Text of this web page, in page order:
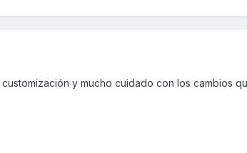
y mucho cuidado con los cambios